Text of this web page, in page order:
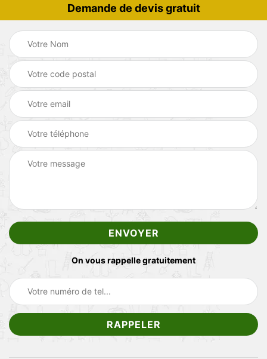
Demande de devis gratuit
On vous rappelle gratuitement